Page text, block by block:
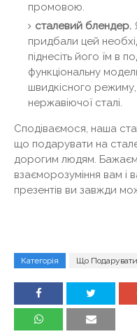
промовою.
сталевий блендер.
придбали цей
піднесіть його їм в
функціональну
швидкісного
нержавіючої сталі.
Сподіваємося, наша
що подарувати на
дорогим людям.
взаєморозуміння вам і
презентів ви завжди
Категорія Що Подарувати